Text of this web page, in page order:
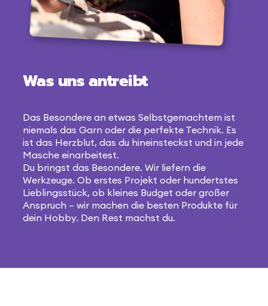
Was uns antreibt
Das Besondere an etwas Selbstgemachtem ist
niemals das Garn oder die perfekte Technik. Es
ist das Herzblut, das du hineinsteckst und in jede
Masche einarbeitest.
Du bringst das Besondere. Wir liefern die
Werkzeuge. Ob erstes Projekt oder hundertstes
Lieblingsstück, ob kleines Budget oder großer
Anspruch – wir machen die besten Produkte für
dein Hobby. Den Rest machst du.